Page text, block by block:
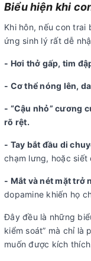
Biểu hiện khi
Khi hôn, nếu con trai
ứng sinh lý rất dễ
- Hơi thở gấp, tim
- Cơ thể nóng lên,
- “Cậu nhỏ” cương
rõ rệt.
- Tay bắt đầu di
chạm lưng, hoặc siết
- Mắt và nét mặt trở
dopamine khiến họ
Đây đều là những
kiểm soát” mà chỉ là
muốn được kích